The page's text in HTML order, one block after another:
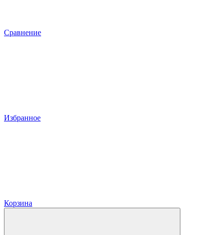
Сравнение
Избранное
Корзина